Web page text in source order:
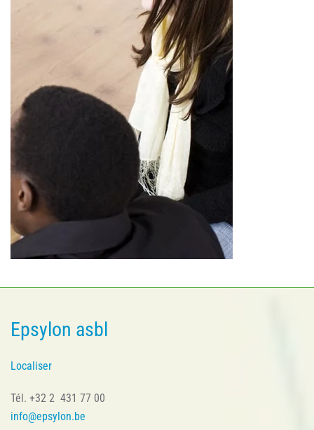
Epsylon asbl
Localiser
Tél. +32 2 431 77 00
info@epsylon.be